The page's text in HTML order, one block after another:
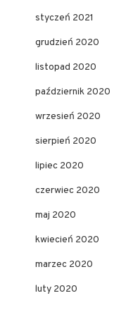
styczeń 2021
grudzień 2020
listopad 2020
październik 2020
wrzesień 2020
sierpień 2020
lipiec 2020
czerwiec 2020
maj 2020
kwiecień 2020
marzec 2020
luty 2020